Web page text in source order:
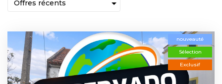
nouveauté
Sélection
Exclusif